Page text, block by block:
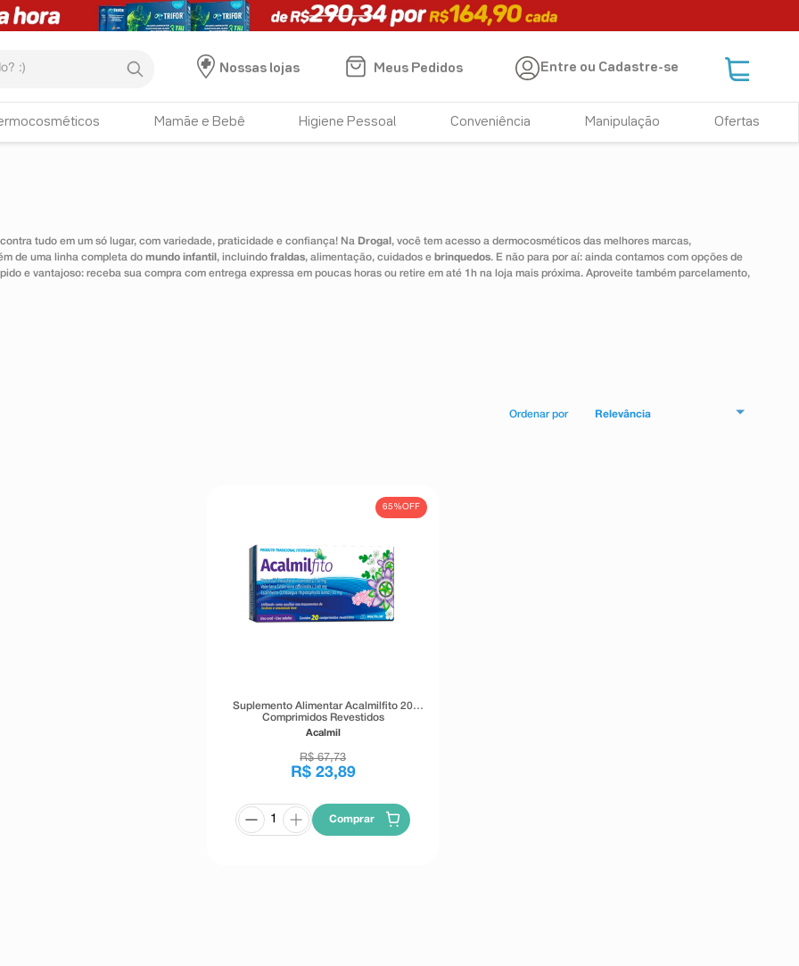
Nossas lojas
Meus Pedidos Entre ou Cadastre-se
Mamãe e Bebê Higiene Pessoal Conveniência Manipulação Ofertas
tudo em um só lugar, com variedade, praticidade e confiança! Na Drogal , você tem acesso a dermocosméticos das melhores marcas,
de uma linha completa do mundo infantil , incluindo fraldas, alimentação, cuidados e brinquedos. E não para por aí: ainda contamos com opções de
e vantajoso: receba sua compra com entrega expressa em poucas horas ou retire em até 1h na loja mais próxima. Aproveite também parcelamento,
Relevância
65%OFF
Suplemento Alimentar Acalmilfito 20
Comprimidos Revestidos
Acalmil
R$ 67,73
R$ 23,89
Comprar